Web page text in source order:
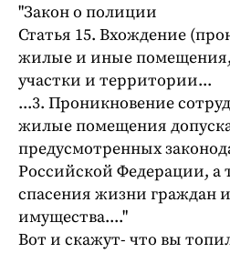
"Закон о полиции
Статья 15. Вхождение
жилые и иные
участки и территории...
...3. Проникновение
жилые помещения
предусмотренных
Российской Федерации, а
спасения жизни граждан
имущества...."
Вот и скажут- что вы